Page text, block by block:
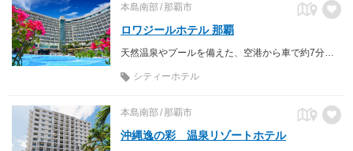
本島南部 那覇市
ロワジールホテル 那覇
天然温泉やプールを備えた、空港から車で約7分のシティリゾートホテル
シティーホテル
本島南部 那覇市
沖縄逸の彩 温泉リゾートホテル